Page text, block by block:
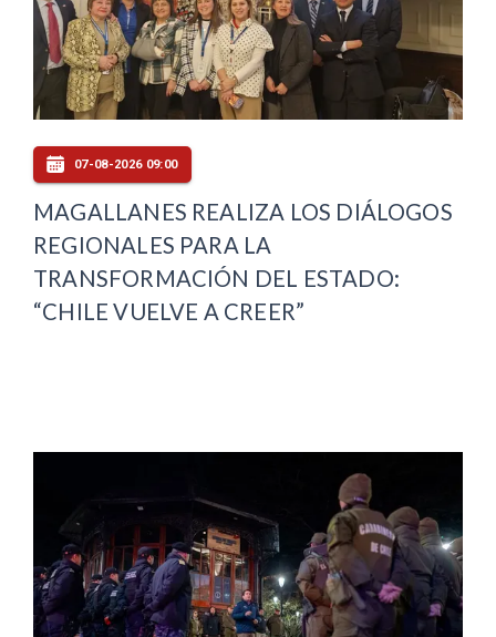
07-08-2026 09:00
MAGALLANES REALIZA LOS DIÁLOGOS
REGIONALES PARA LA
TRANSFORMACIÓN DEL ESTADO:
“CHILE VUELVE A CREER”